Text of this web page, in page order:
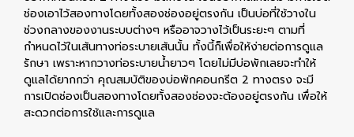
ช่องเอาไว้สองทางโดยทั้งสองช่องอยู่ตรงกัน เป็นบ่อที่ใช้วางใน
ช่วงกลางของงานระบบต่างๆ หรืออาจวางไว้เป็นระยะๆ ตามที่
กำหนดไว้ในเส้นทางท่อระบายเส้นนั้น ทั้งนี้ก็เพื่อให้ง่ายต่อการดูแล
รักษา เพราะหากวางท่อระบายน้ำยาวๆ โดยไม่มีบ่อพักเลยจะทำให้
ดูแลได้ยากกว่า คุณสมบัติของบ่อพักคอนกรีต 2 ทางตรง จะมี
การเปิดช่องเป็นสองทางโดยทั้งสองช่องจะต้องอยู่ตรงกัน เพื่อให้
สะดวกต่อการใช้และการดูแล